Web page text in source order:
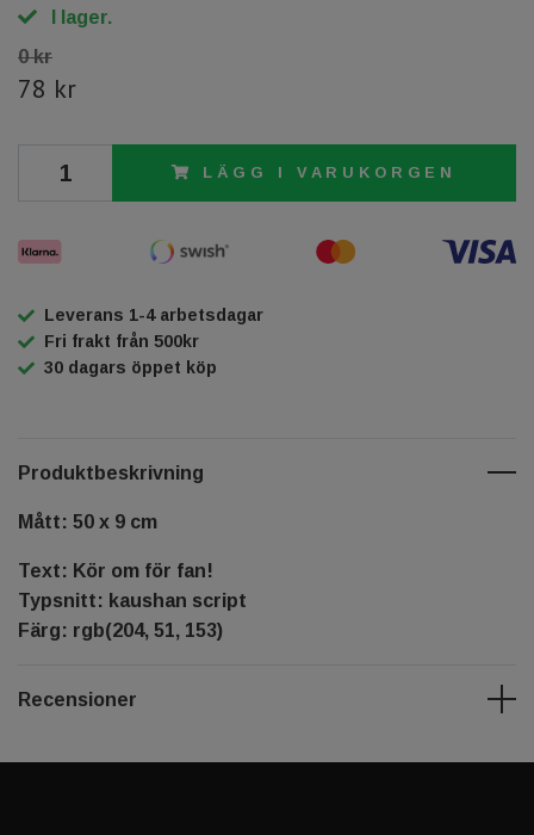
I lager.
0 kr
78 kr
LÄGG I VARUKORGEN
Leverans 1-4 arbetsdagar
Fri frakt från 500kr
30 dagars öppet köp
Produktbeskrivning
Mått: 50 x 9 cm
Text: Kör om för fan!
Typsnitt: kaushan script
Färg: rgb(204, 51, 153)
Recensioner